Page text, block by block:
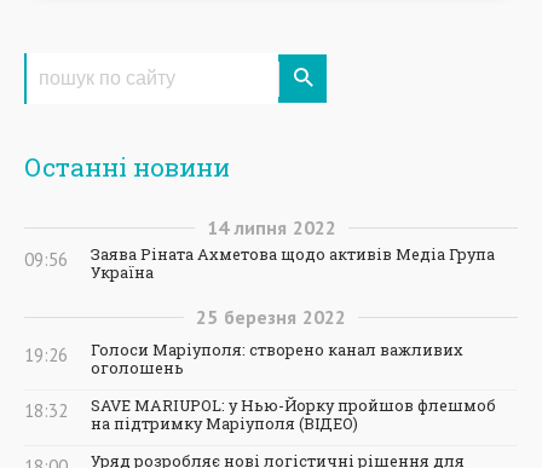
Останні новини
14 липня 2022
09:56
Заява Ріната Ахметова щодо активів Медіа Група
Україна
25 березня 2022
19:26
Голоси Маріуполя: створено канал важливих
оголошень
18:32
SAVE MARIUPOL: у Нью-Йорку пройшов флешмоб
на підтримку Маріуполя (ВІДЕО)
Уряд розробляє нові логістичні рішення для